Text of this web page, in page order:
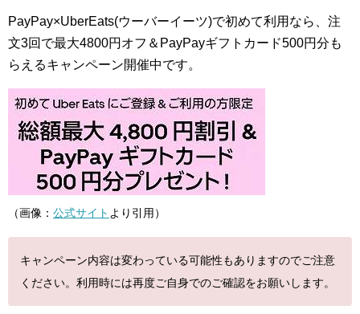
PayPay×UberEats(ウーバーイーツ)で初めて利用なら、注
文3回で最大4800円オフ＆PayPayギフトカード500円分も
らえるキャンペーン開催中です。
（画像： 公式サイト より引用）
キャンペーン内容は変わっている可能性もありますのでご注意
ください。利用時には再度ご自身でのご確認をお願いします。